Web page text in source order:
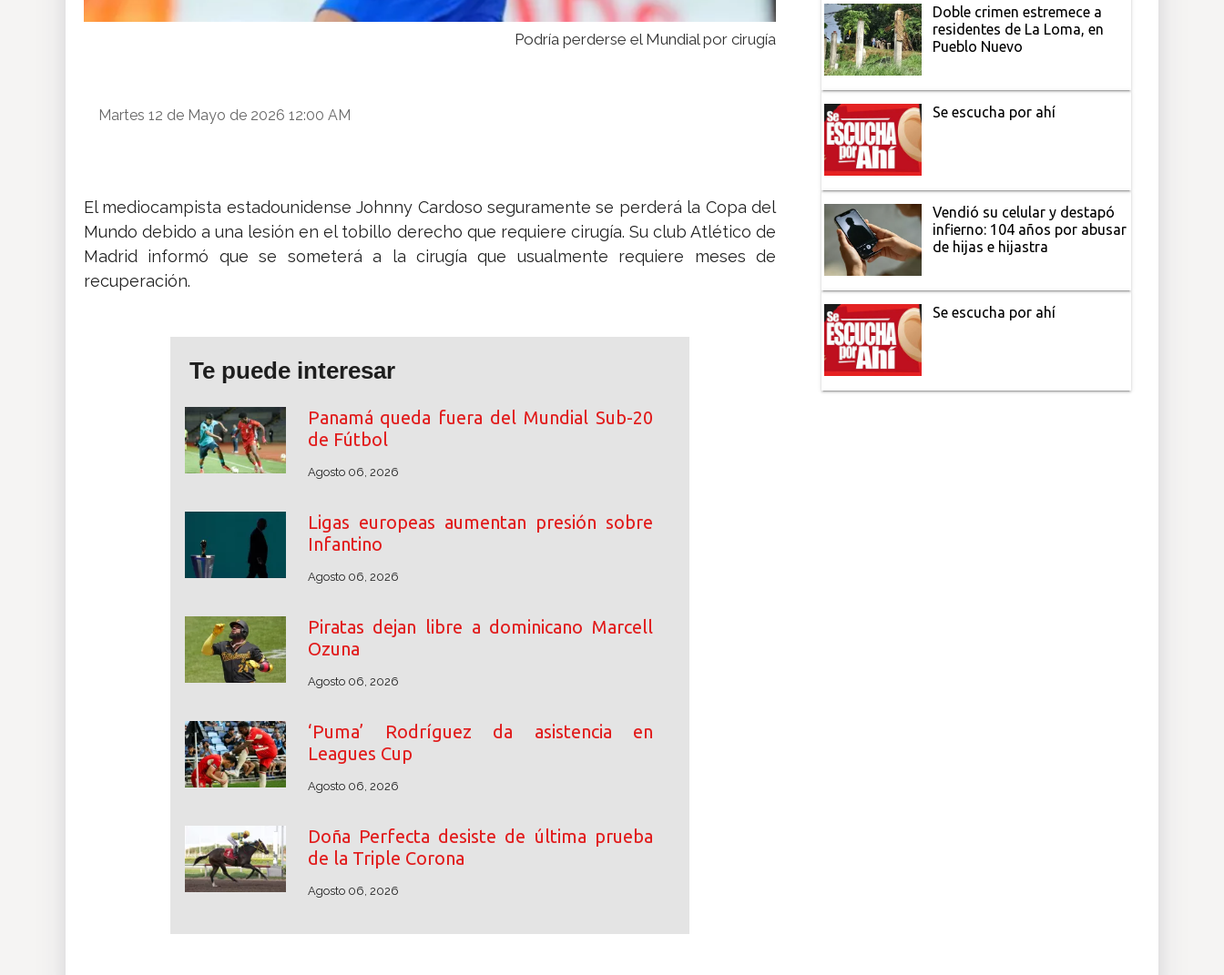
Podría perderse el Mundial por cirugía
Martes 12 de Mayo de 2026 12:00 AM
El mediocampista estadounidense Johnny Cardoso seguramente se perderá la Copa del
Mundo debido a una lesión en el tobillo derecho que requiere cirugía. Su club Atlético de
Madrid informó que se someterá a la cirugía que usualmente requiere meses de
recuperación.
Te puede interesar
Panamá queda fuera del Mundial Sub-20
de Fútbol
Agosto 06, 2026
Ligas europeas aumentan presión sobre
Infantino
Agosto 06, 2026
Piratas dejan libre a dominicano Marcell
Ozuna
Agosto 06, 2026
‘Puma’ Rodríguez da asistencia en
Leagues Cup
Agosto 06, 2026
Doña Perfecta desiste de última prueba
de la Triple Corona
Agosto 06, 2026
Doble crimen estremece a
residentes de La Loma, en
Pueblo Nuevo
Se escucha por ahí
Vendió su celular y destapó
infierno: 104 años por abusar
de hijas e hijastra
Se escucha por ahí